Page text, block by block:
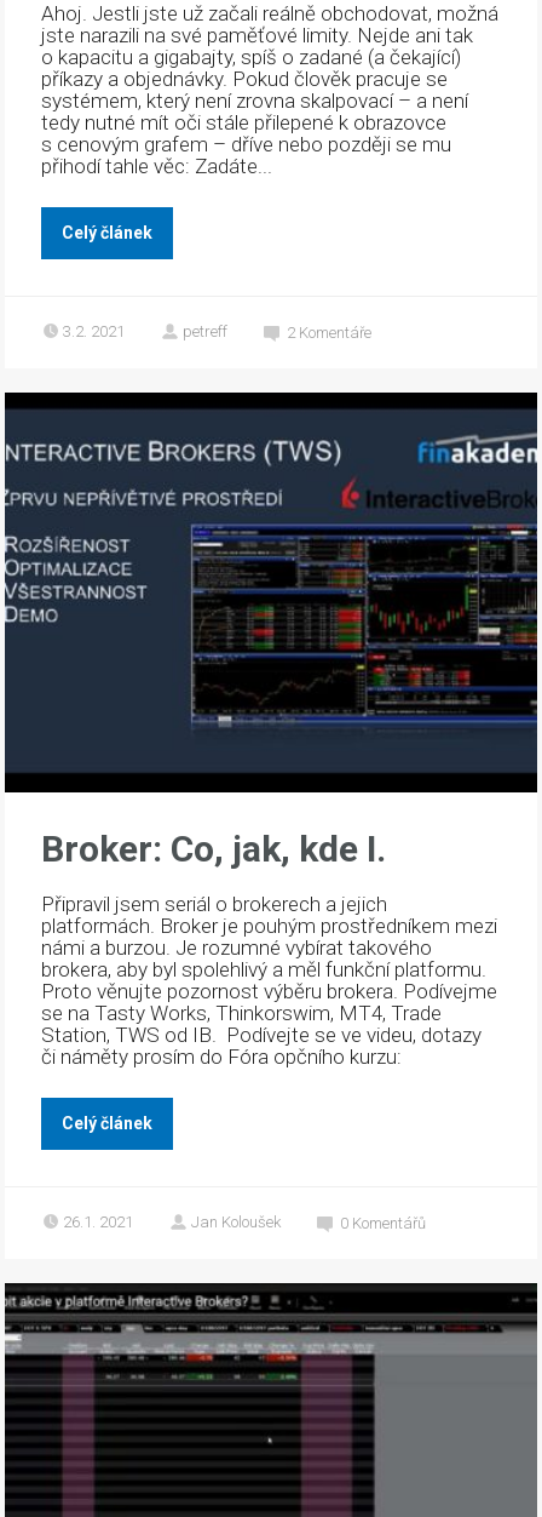
Ahoj. Jestli jste už začali reálně obchodovat, možná
jste narazili na své paměťové limity. Nejde ani tak
o kapacitu a gigabajty, spíš o zadané (a čekající)
příkazy a objednávky. Pokud člověk pracuje se
systémem, který není zrovna skalpovací – a není
tedy nutné mít oči stále přilepené k obrazovce
s cenovým grafem – dříve nebo později se mu
přihodí tahle věc: Zadáte...
Celý článek
3.2. 2021 petreff 2 Komentáře
Broker: Co, jak, kde I.
Připravil jsem seriál o brokerech a jejich
platformách. Broker je pouhým prostředníkem mezi
námi a burzou. Je rozumné vybírat takového
brokera, aby byl spolehlivý a měl funkční platformu.
Proto věnujte pozornost výběru brokera. Podívejme
se na Tasty Works, Thinkorswim, MT4, Trade
Station, TWS od IB. Podívejte se ve videu, dotazy
či náměty prosím do Fóra opčního kurzu:
Celý článek
26.1. 2021 Jan Koloušek 0 Komentářů